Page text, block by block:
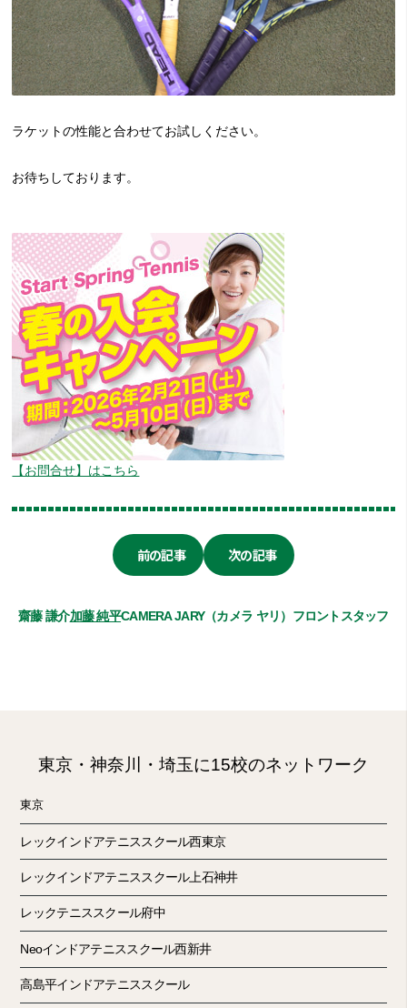
ラケットの性能と合わせてお試しください。
お待ちしております。
【お問合せ】はこちら
前の記事 次の記事
齋藤 謙介加藤 純平CAMERA JARY（カメラ ヤリ） フロントスタッフ
東京・神奈川・埼玉に15校のネットワーク
東京
レックインドアテニススクール西東京
レックインドアテニススクール上石神井
レックテニススクール府中
Neoインドアテニススクール西新井
高島平インドアテニススクール